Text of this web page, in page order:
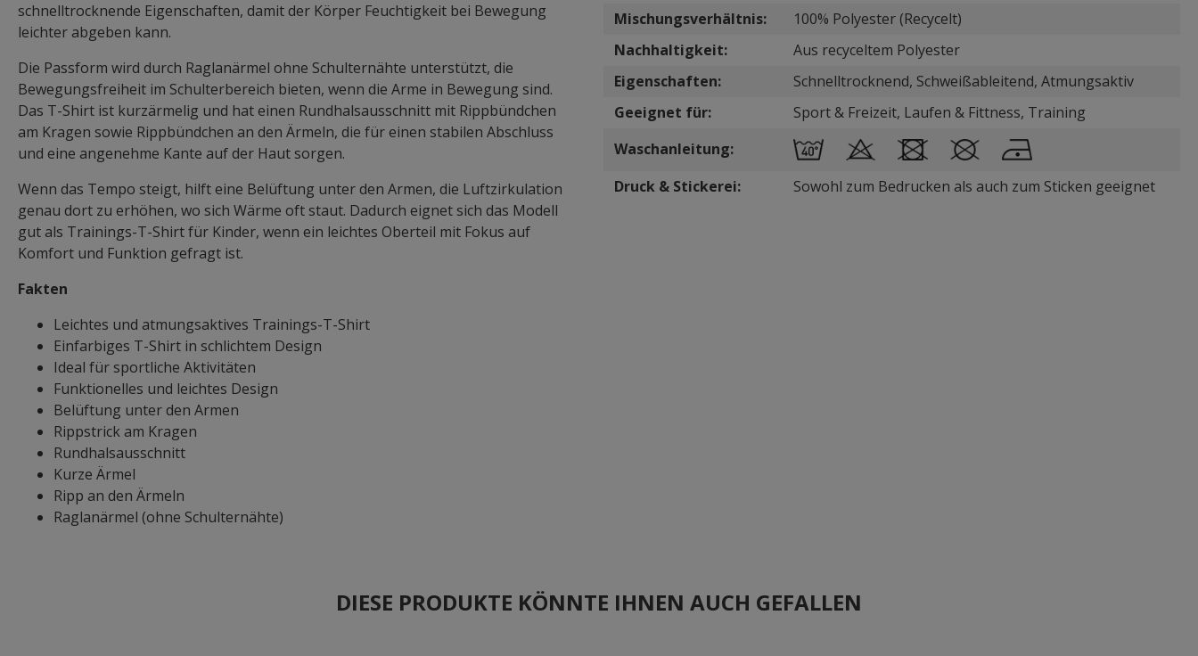
schnelltrocknende Eigenschaften, damit der Körper Feuchtigkeit bei Bewegung
leichter abgeben kann.
Die Passform wird durch Raglanärmel ohne Schulternähte unterstützt, die
Bewegungsfreiheit im Schulterbereich bieten, wenn die Arme in Bewegung sind.
Das T-Shirt ist kurzärmelig und hat einen Rundhalsausschnitt mit Rippbündchen
am Kragen sowie Rippbündchen an den Ärmeln, die für einen stabilen Abschluss
und eine angenehme Kante auf der Haut sorgen.
Wenn das Tempo steigt, hilft eine Belüftung unter den Armen, die Luftzirkulation
genau dort zu erhöhen, wo sich Wärme oft staut. Dadurch eignet sich das Modell
gut als Trainings-T-Shirt für Kinder, wenn ein leichtes Oberteil mit Fokus auf
Komfort und Funktion gefragt ist.
Fakten
Leichtes und atmungsaktives Trainings-T-Shirt
Einfarbiges T-Shirt in schlichtem Design
Ideal für sportliche Aktivitäten
Funktionelles und leichtes Design
Belüftung unter den Armen
Rippstrick am Kragen
Rundhalsausschnitt
Kurze Ärmel
Ripp an den Ärmeln
Raglanärmel (ohne Schulternähte)
Mischungsverhältnis:
100% Polyester (Recycelt)
Nachhaltigkeit:
Aus recyceltem Polyester
Eigenschaften:
Schnelltrocknend, Schweißableitend, Atmungsaktiv
Geeignet für:
Sport & Freizeit, Laufen & Fittness, Training
Waschanleitung:
Druck & Stickerei:
Sowohl zum Bedrucken als auch zum Sticken geeignet
DIESE PRODUKTE KÖNNTE IHNEN AUCH GEFALLEN